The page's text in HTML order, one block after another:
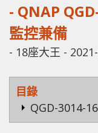
- QNAP
監控兼備
- 18座大王 -
目錄
QGD-3014-